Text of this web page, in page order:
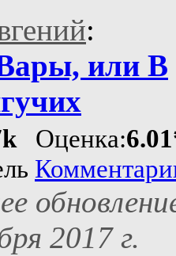
:
или В
Оценка:
2017 г.